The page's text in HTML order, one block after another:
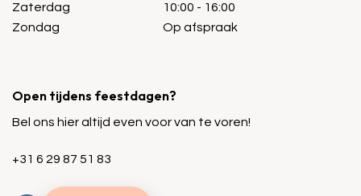
Zaterdag
Zondag
10:00 - 16:00
Op afspraak
Open tijdens feestdagen?
Bel ons hier altijd even voor van te voren!
+31 6 29 87 51 83